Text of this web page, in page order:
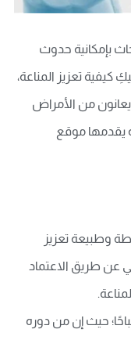
بإمكانية حدوث
كيفية تعزيز المناعة،
من الأمراض
يقدمها موقع
وطبيعة تعزيز
عن طريق الاعتماد
حيث إن من دوره